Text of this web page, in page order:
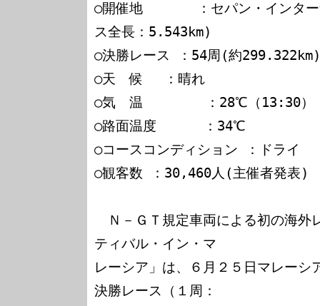
○開催地　　　　：セパン・インタ
ス全長：5.543km)
○決勝レース ：54周(約299.322km)
○天　候　 ：晴れ
○気　温        ：28℃（13:30）
○路面温度      ：34℃
○コースコンディション ：ドライ
○観客数 ：30,460人(主催者発表)
Ｎ－ＧＴ規定車両による初の海外
ティバル・イン・マ
レーシア」は、６月２５日マレーシ
決勝レース（１周：